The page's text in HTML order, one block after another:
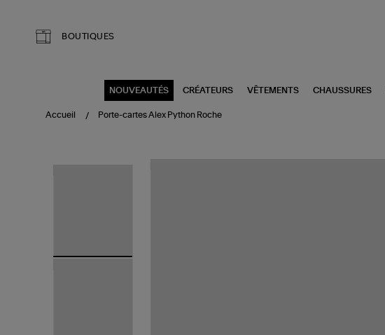
BOUTIQUES
NOUVEAUTÉS CRÉATEURS VÊTEMENTS CHAUSSURES
Accueil Porte-cartes Alex Python Roche